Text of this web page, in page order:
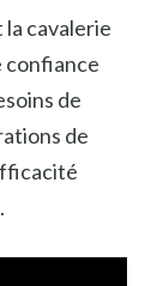
la cavalerie
confiance
de
de